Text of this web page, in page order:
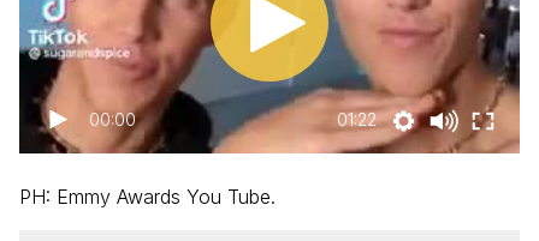
00:00 01:22
PH: Emmy Awards You Tube.